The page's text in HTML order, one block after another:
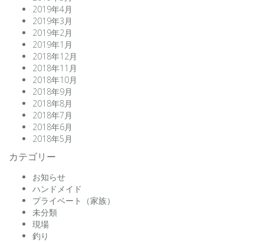
2019年4月
2019年3月
2019年2月
2019年1月
2018年12月
2018年11月
2018年10月
2018年9月
2018年8月
2018年7月
2018年6月
2018年5月
カテゴリー
お知らせ
ハンドメイド
プライベート（家族）
未分類
現場
釣り